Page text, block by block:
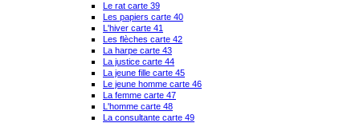
Le rat carte 39
Les papiers carte 40
L'hiver carte 41
Les flèches carte 42
La harpe carte 43
La justice carte 44
La jeune fille carte 45
Le jeune homme carte 46
La femme carte 47
L'homme carte 48
La consultante carte 49